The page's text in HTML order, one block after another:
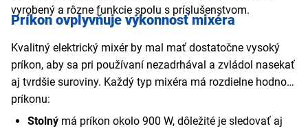
vyrobený a rôzne funkcie spolu s príslušenstvom.
Príkon ovplyvňuje výkonnosť mixéra
Kvalitný elektrický mixér by mal mať dostatočne vysoký
príkon, aby sa pri používaní nezadrhával a zvládol nasekať
aj tvrdšie suroviny. Každý typ mixéra má rozdielne hodnoty
príkonu:
Stolný má príkon okolo 900 W, dôležité je sledovať aj